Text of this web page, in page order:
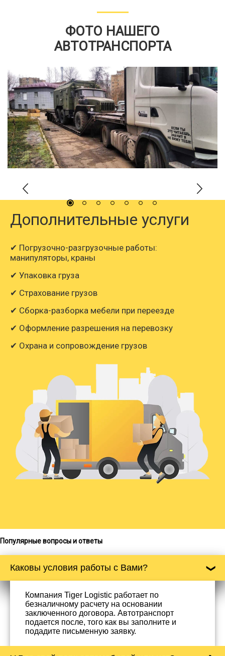
ФОТО НАШЕГО
АВТОТРАНСПОРТА
Дополнительные услуги
✔ Погрузочно-разгрузочные работы:
манипуляторы, краны
✔ Упаковка груза
✔ Страхование грузов
✔ Сборка-разборка мебели при переезде
✔ Оформление разрешения на перевозку
✔ Охрана и сопровождение грузов
Популярные вопросы и ответы
Каковы условия работы с Вами?
Компания Tiger Logistic работает по
безналичному расчету на основании
заключенного договора. Автотранспорт
подается после, того как вы заполните и
подадите письменную заявку.